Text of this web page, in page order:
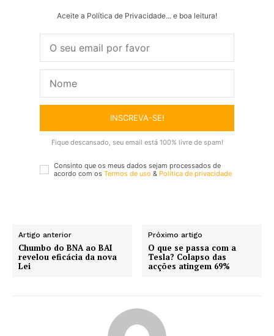
Aceite a Política de Privacidade... e boa leitura!
INSCREVA-SE!
Fique descansado, seu email está 100% livre de spam!
Consinto que os meus dados sejam processados de
acordo com os Termos de uso & Política de privacidade
Artigo anterior
Chumbo do BNA ao BAI
revelou eficácia da nova
Lei
Próximo artigo
O que se passa com a
Tesla? Colapso das
acções atingem 69%